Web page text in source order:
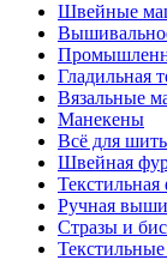
Швейные
Гладильная
Вязальные
Манекены
Всё для
Швейная
Ручная
Стразы и